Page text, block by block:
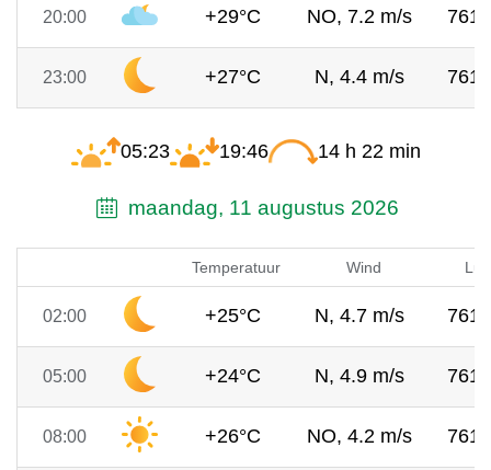
20:00 +29°C NO, 7.2 m/s 761
23:00 +27°C N, 4.4 m/s 761
05:23 19:46 14 h 22 min
maandag, 11 augustus 2026
Temperatuur Wind
02:00 +25°C N, 4.7 m/s 761
05:00 +24°C N, 4.9 m/s 761
08:00 +26°C NO, 4.2 m/s 761